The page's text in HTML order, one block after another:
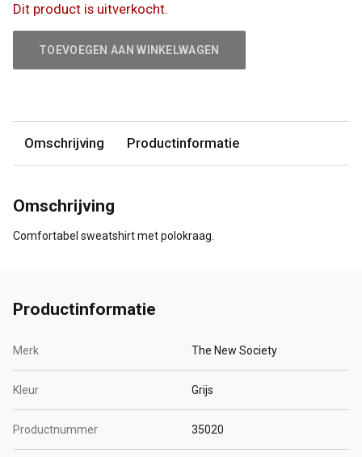
Dit product is uitverkocht.
TOEVOEGEN AAN WINKELWAGEN
Omschrijving Productinformatie
Omschrijving
Comfortabel sweatshirt met polokraag.
Productinformatie
Merk The New Society
Kleur Grijs
Productnummer 35020